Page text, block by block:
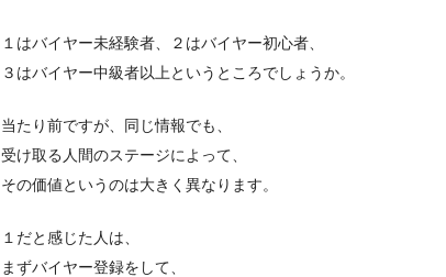
１はバイヤー未経験者、２はバイヤー初心者、
３はバイヤー中級者以上というところでしょうか。
当たり前ですが、同じ情報でも、
受け取る人間のステージによって、
その価値というのは大きく異なります。
１だと感じた人は、
まずバイヤー登録をして、